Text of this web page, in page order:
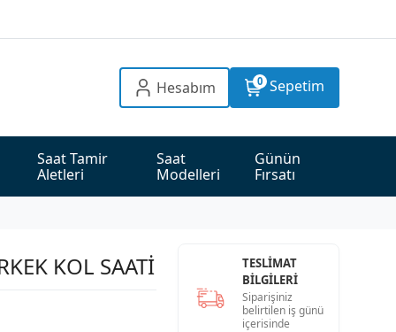
Hesabım 0 Sepetim
Saat Tamir
Aletleri
Saat
Modelleri
Günün
Fırsatı
KOL SAATİ
TESLİMAT
BİLGİLERİ
Siparişiniz
belirtilen iş günü
içerisinde